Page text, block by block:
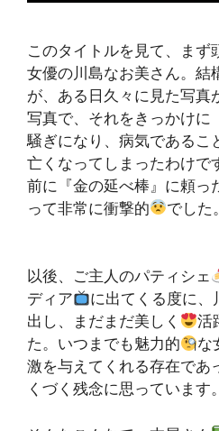
このタイトルを見て、まず
女優の川島なお美さん。結
が、ある日久々に見た写真
写真で、それをきっかけ
騒ぎになり、病気であるこ
亡くなってしまったわけで
前に『金の延べ棒』に頼っ
って非常に衝撃的
でした。
以後、ご主人のパティシェ
ディア
に出てくる度に
出し、まだまだ美しく
活
た。いつまでも魅力的
な
激を与えてくれる存在であ
くづく残念に思っています。